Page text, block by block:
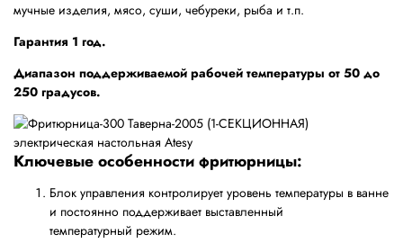
мучные изделия, мясо, суши, чебуреки, рыба и т.п.
Гарантия 1 год.
Диапазон поддерживаемой рабочей температуры от 50 до
250 градусов.
Ключевые особенности фритюрницы:
Блок управления контролирует уровень температуры в ванне
и постоянно поддерживает выставленный
температурный режим.